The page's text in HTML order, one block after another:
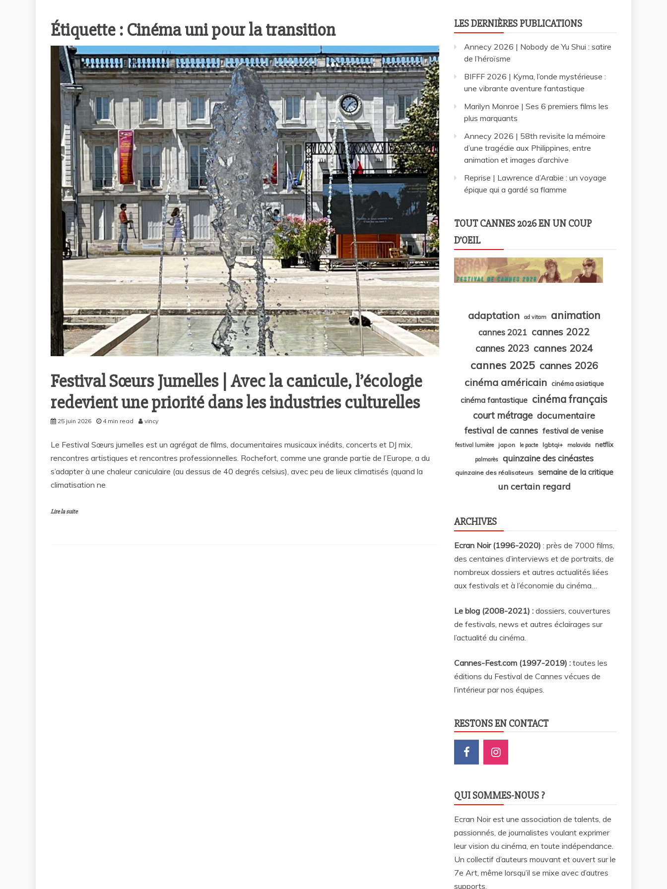
Étiquette : Cinéma uni pour la transition
Festival Sœurs Jumelles | Avec la canicule, l’écologie
redevient une priorité dans les industries culturelles
25 juin 2026 4 min read vincy
Le Festival Sœurs jumelles est un agrégat de films, documentaires musicaux inédits, concerts et DJ mix,
rencontres artistiques et rencontres professionnelles. Rochefort, comme une grande partie de l’Europe, a du
s’adapter à une chaleur caniculaire (au dessus de 40 degrés celsius), avec peu de lieux climatisés (quand la
climatisation ne
Lire la suite
LES DERNIÈRES PUBLICATIONS
Annecy 2026 | Nobody de Yu Shui : satire
de l’héroïsme
BIFFF 2026 | Kyma, l’onde mystérieuse :
une vibrante aventure fantastique
Marilyn Monroe | Ses 6 premiers films les
plus marquants
Annecy 2026 | 58th revisite la mémoire
d’une tragédie aux Philippines, entre
animation et images d’archive
Reprise | Lawrence d’Arabie : un voyage
épique qui a gardé sa flamme
TOUT CANNES 2026 EN UN COUP
D’OEIL
adaptation ad vitam animation
cannes 2021 cannes 2022
cannes 2023 cannes 2024
cannes 2025 cannes 2026
cinéma américain
cinéma asiatique
cinéma fantastique cinéma français
court métrage documentaire
festival de cannes festival de venise
festival lumière japon le pacte lgbtqi+ malavida netflix
palmarès quinzaine des cinéastes
quinzaine des réalisateurs semaine de la critique
un certain regard
ARCHIVES
Ecran Noir (1996-2020) : près de 7000 films,
des centaines d’interviews et de portraits, de
nombreux dossiers et autres actualités liées
aux festivals et à l’économie du cinéma…
Le blog (2008-2021) : dossiers, couvertures
de festivals, news et autres éclairages sur
l’actualité du cinéma
Cannes-Fest.com (1997-2019) : toutes les
éditions du Festival de Cannes vécues de
l’intérieur par nos équipes.
RESTONS EN CONTACT
QUI SOMMES-NOUS ?
Ecran Noir est une association de talents, de
passionnés, de journalistes voulant exprimer
leur vision du cinéma, en toute indépendance.
Un collectif d’auteurs mouvant et ouvert sur le
7e Art, même lorsqu’il se mixe avec d’autres
supports.